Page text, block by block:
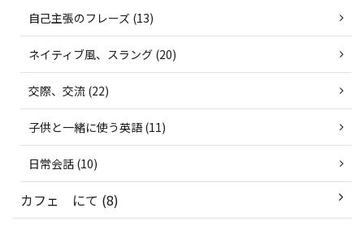
自己主張のフレーズ (13)
ネイティブ風、スラング (20)
交際、交流 (22)
子供と一緒に使う英語 (11)
日常会話 (10)
カフェ にて (8)